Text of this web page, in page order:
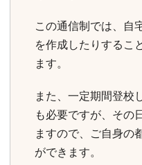
この通信制では、自
を作成したりするこ
ます。
また、一定期間登校
も必要ですが、その
ますので、ご自身の
ができます。